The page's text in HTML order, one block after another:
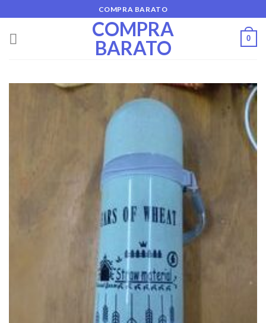
to
content
COMPRA BARATO
COMPRA
BARATO
0